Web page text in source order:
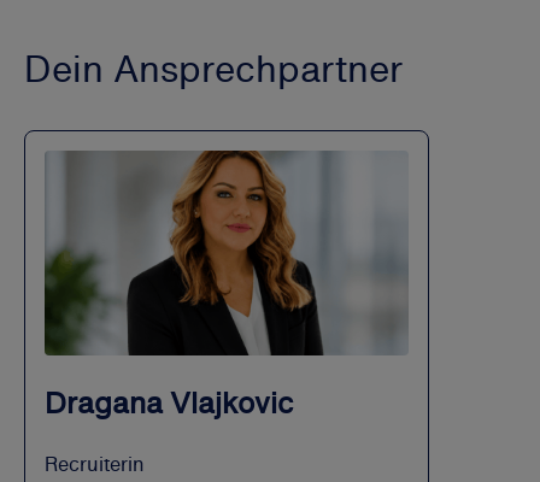
Dein Ansprechpartner
Dragana Vlajkovic
Recruiterin